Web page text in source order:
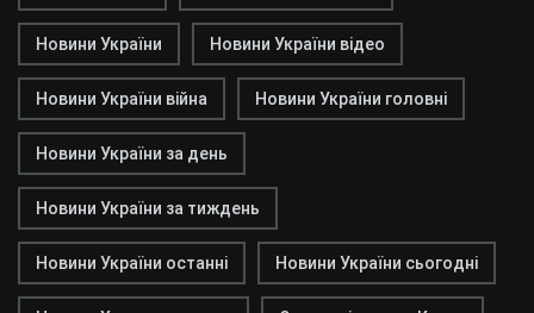
Новини України Новини України відео
Новини України війна Новини України головні
Новини України за день
Новини України за тиждень
Новини України останні Новини України сьогодні